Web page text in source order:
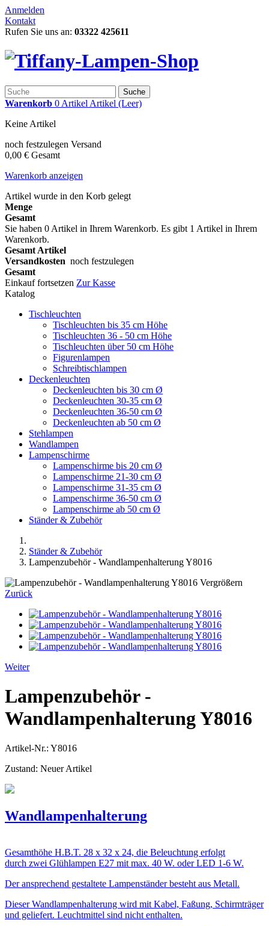
Anmelden
Kontakt
Rufen Sie uns an: 03322 425611
Suche
Warenkorb 0 Artikel Artikel (Leer)
Keine Artikel
noch festzulegen Versand
0,00 € Gesamt
Warenkorb anzeigen
Artikel wurde in den Korb gelegt
Menge
Gesamt
Sie haben 0 Artikel in Ihrem Warenkorb. Es gibt 1 Artikel in Ihrem
Warenkorb.
Gesamt Artikel
Versandkosten noch festzulegen
Gesamt
Einkauf fortsetzen Zur Kasse
Katalog
Tischleuchten
Tischleuchten bis 35 cm Höhe
Tischleuchten 36 - 50 cm Höhe
Tischleuchten über 50 cm Höhe
Figurenlampen
Schreibtischlampen
Deckenleuchten
Deckenleuchten bis 30 cm Ø
Deckenleuchten 30-35 cm Ø
Deckenleuchten 36-50 cm Ø
Deckenleuchten ab 50 cm Ø
Stehlampen
Wandlampen
Lampenschirme
Lampenschirme bis 20 cm Ø
Lampenschirme 21-30 cm Ø
Lampenschirme 31-35 cm Ø
Lampenschirme 36-50 cm Ø
Lampenschirme ab 50 cm Ø
Ständer & Zubehör
Ständer & Zubehör
Lampenzubehör - Wandlampenhalterung Y8016
Vergrößern
Zurück
Weiter
Lampenzubehör -
Wandlampenhalterung Y8016
Artikel-Nr.: Y8016
Zustand: Neuer Artikel
Wandlampenhalterung
Gesamthöhe H.B.T. 28 x 32 x 24, die Beleuchtung erfolgt
durch zwei Glühlampen E27 mit max. 40 W. oder LED 1-6 W.
Der ansprechend gestaltete Lampenständer besteht aus Metall.
Dieser Wandlampenhalterung wird mit Kabel, Faßung, Schirmträger
und geliefert. Leuchtmittel sind nicht enthalten.